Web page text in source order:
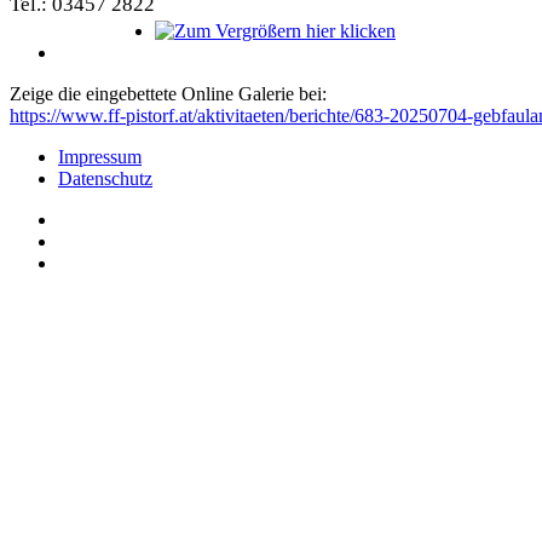
Zeige die eingebettete Online Galerie bei:
https://www.ff-pistorf.at/aktivitaeten/berichte/683-20250704-
Impressum
Datenschutz